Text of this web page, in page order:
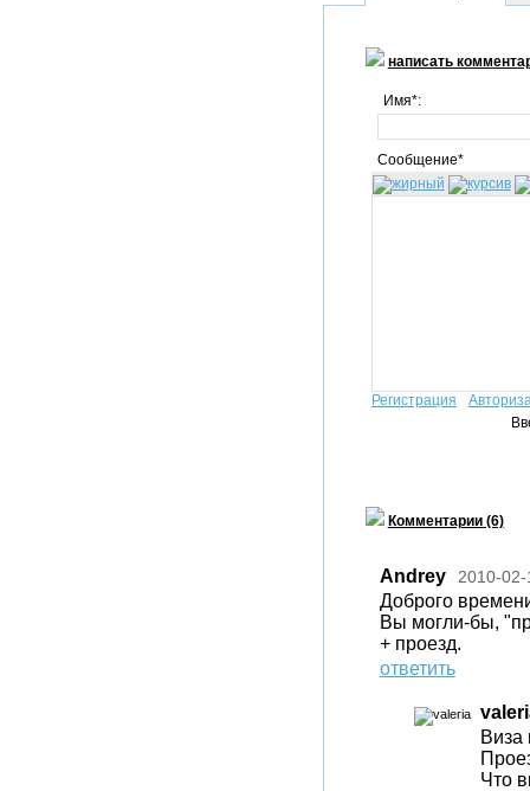
написать
Имя*:
Сообщение*
Регистрация
Комментарии (6)
Andrey 2010-02-
Доброго
Вы могли-бы,
+ проезд.
ответить
Виза
Что